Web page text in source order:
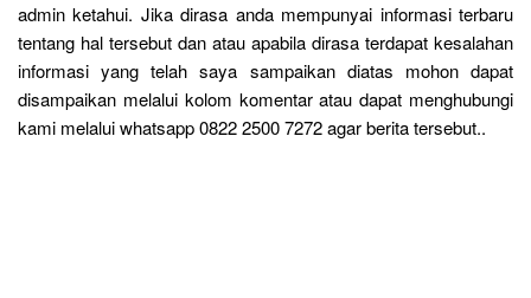
admin ketahui. Jika dirasa anda mempunyai informasi terbaru
tentang hal tersebut dan atau apabila dirasa terdapat kesalahan
informasi yang telah saya sampaikan diatas mohon dapat
disampaikan melalui kolom komentar atau dapat menghubungi
kami melalui whatsapp 0822 2500 7272 agar berita tersebut..